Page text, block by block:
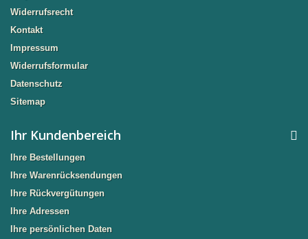
Widerrufsrecht
Kontakt
Impressum
Widerrufsformular
Datenschutz
Sitemap
Ihr Kundenbereich
Ihre Bestellungen
Ihre Warenrücksendungen
Ihre Rückvergütungen
Ihre Adressen
Ihre persönlichen Daten